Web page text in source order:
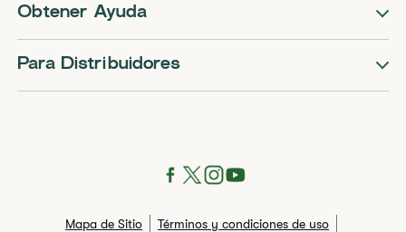
Obtener Ayuda
Para Distribuidores
Mapa de Sitio
Términos y condiciones de uso